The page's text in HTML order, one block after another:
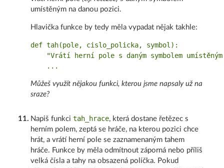
umístěným na danou pozici.
Hlavička funkce by tedy měla vypadat nějak takhle:
def tah(pole, cislo_policka, symbol):
"Vrátí herní pole s daným symbolem
Můžeš využít nějakou funkci, kterou jsme napsaly už na
sraze?
11. Napiš funkcitah_hrace, která dostane řetězec s
herním polem, zeptá se hráče, na kterou pozici chce
hrát, a vrátí herní pole se zaznamenaným tahem
hráče. Funkce by měla odmítnout záporná nebo příliš
velká čísla a tahy na obsazená políčka. Pokud